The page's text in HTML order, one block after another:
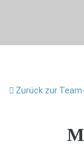
Zurück zur